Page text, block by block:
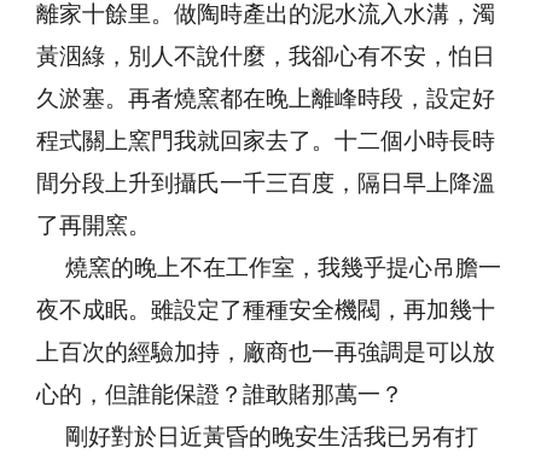
離家十餘里。做陶時產出的泥水流入水溝，濁
黃洇綠，別人不說什麼，我卻心有不安，怕日
久淤塞。再者燒窯都在晚上離峰時段，設定好
程式關上窯門我就回家去了。十二個小時長時
間分段上升到攝氏一千三百度，隔日早上降溫
了再開窯。
燒窯的晚上不在工作室，我幾乎提心吊膽一
夜不成眠。雖設定了種種安全機閥，再加幾十
上百次的經驗加持，廠商也一再強調是可以放
心的，但誰能保證？誰敢賭那萬一？
剛好對於日近黃昏的晚安生活我已另有打